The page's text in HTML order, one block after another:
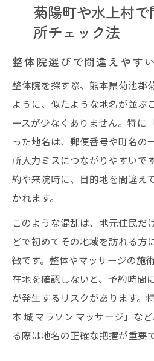
菊陽町や水上村
所チェック法
整体院選びで間違えやす
整体院を探す際、熊本県菊池郡
ように、似たような地名が並ぶ
ースが少なくありません。特に
った地名は、郵便番号や町名の
所入力ミスにつながりやすいで
約や来院時に、目的地を間違え
かれます。
このような混乱は、地元住民だ
どで初めてその地域を訪れる方
徴です。整体やマッサージの施
在地を確認しないと、予約時間
が発生するリスクがあります。
本 城 マラソン マッサージ」な
る際は地名の正確な把握が重要で